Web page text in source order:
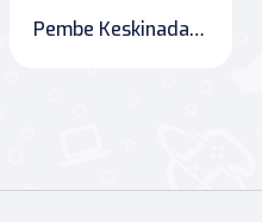
Pembe Keskinadam 2